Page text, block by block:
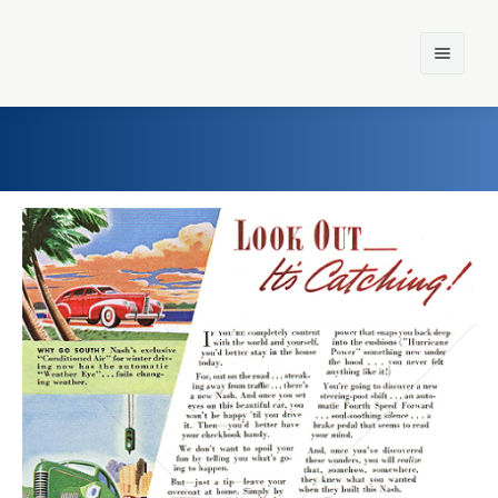
Home
Einst und Heute
Marken
Konzerne
Epoche